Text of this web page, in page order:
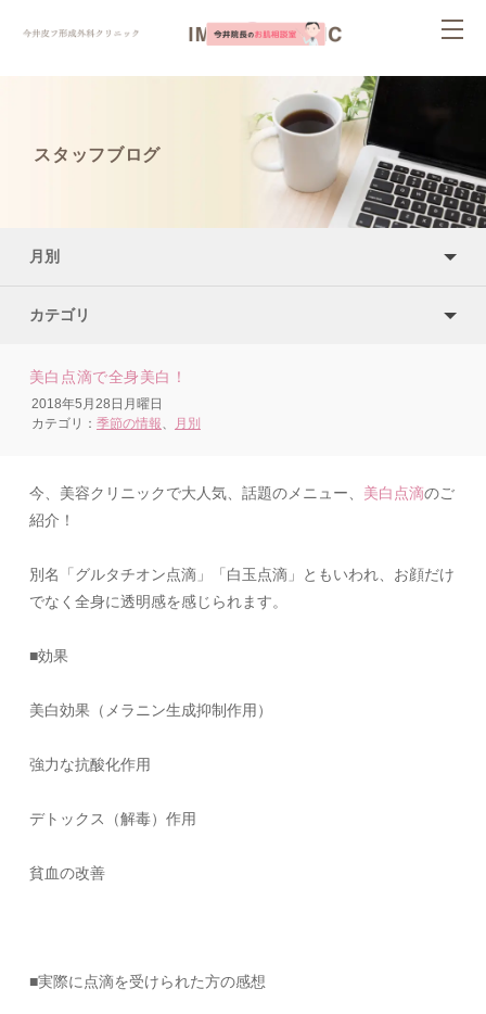
スタッフブログ
月別
カテゴリ
美白点滴で全身美白！
2018年5月28日月曜日
カテゴリ： 季節の情報、 月別
今、美容クリニックで大人気、話題のメニュー、 美白点滴のご
紹介！
別名「グルタチオン点滴」「白玉点滴」ともいわれ、お顔だけ
でなく全身に透明感を感じられます。
■効果
美白効果（メラニン生成抑制作用）
強力な抗酸化作用
デトックス（解毒）作用
貧血の改善
■実際に点滴を受けられた方の感想